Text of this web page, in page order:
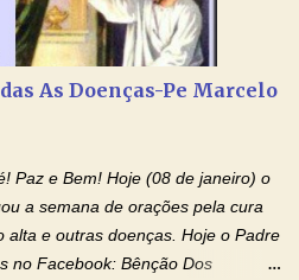
eu sou estudante, e por sinal,
de eu estar aqui, conversando com
sabe, a vida de estudante nem
e o aprender exige uma série de
As Doenças-Pe Marcelo
Paz e Bem! Hoje (08 de janeiro) o
a semana de orações pela cura
alta e outras doenças. Hoje o Padre
no Facebook: Bênção Dos